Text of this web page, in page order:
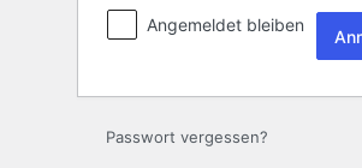
Angemeldet bleiben
Passwort vergessen?